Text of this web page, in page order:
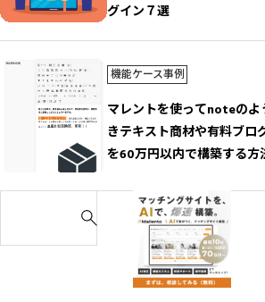
グイン７選
機能ケース事例
マレントを使ってnoteのよ
きテキスト商材や有料ブロ
を60万円以内で構築する方
a